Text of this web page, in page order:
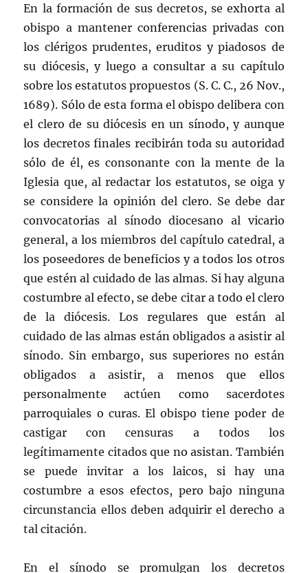
En la formación de sus decretos, se exhorta al
obispo a mantener conferencias privadas con
los clérigos prudentes, eruditos y piadosos de
su diócesis, y luego a consultar a su capítulo
sobre los estatutos propuestos (S. C. C., 26 Nov.,
1689). Sólo de esta forma el obispo delibera con
el clero de su diócesis en un sínodo, y aunque
los decretos finales recibirán toda su autoridad
sólo de él, es consonante con la mente de la
Iglesia que, al redactar los estatutos, se oiga y
se considere la opinión del clero. Se debe dar
convocatorias al sínodo diocesano al vicario
general, a los miembros del capítulo catedral, a
los poseedores de beneficios y a todos los otros
que estén al cuidado de las almas. Si hay alguna
costumbre al efecto, se debe citar a todo el clero
de la diócesis. Los regulares que están al
cuidado de las almas están obligados a asistir al
sínodo. Sin embargo, sus superiores no están
obligados a asistir, a menos que ellos
personalmente actúen como sacerdotes
parroquiales o curas. El obispo tiene poder de
castigar con censuras a todos los
legítimamente citados que no asistan. También
se puede invitar a los laicos, si hay una
costumbre a esos efectos, pero bajo ninguna
circunstancia ellos deben adquirir el derecho a
tal citación.
En el sínodo se promulgan los decretos